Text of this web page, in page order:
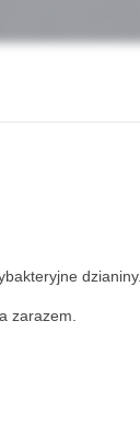
dzianiny.
zarazem.